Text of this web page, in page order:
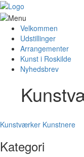
Velkommen
Udstillinger
Arrangementer
Kunst i Roskilde
Nyhedsbrev
Kunstværker Kunstnere
Kategori